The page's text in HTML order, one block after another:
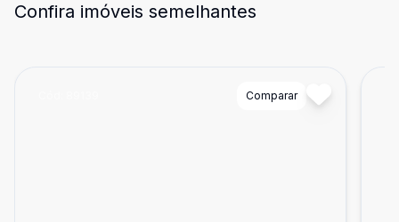
Confira imóveis semelhantes
Comparar